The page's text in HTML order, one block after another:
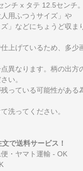
チ x タテ 12.5センチ。
用ふつうサイズ」や
」などにちょうど収ま
上げているため、多少
異なります。柄の出方
い。
っている可能性がある
洗ってください。
で送料サービス！
・ヤマト運輸 - OK